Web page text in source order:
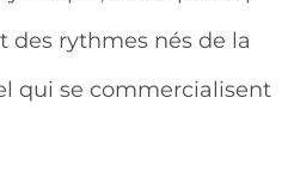
des rythmes nés de la
qui se commercialisent